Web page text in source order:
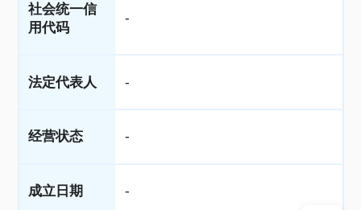
社会统一信
用代码
-
法定代表人 -
经营状态 -
成立日期 -